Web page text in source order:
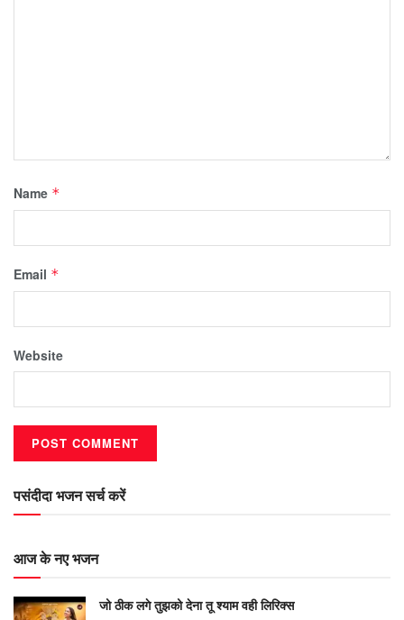
Name *
Email *
Website
पसंदीदा भजन सर्च करें
आज के नए भजन
जो ठीक लगे तुझको देना तू श्याम वही लिरिक्स